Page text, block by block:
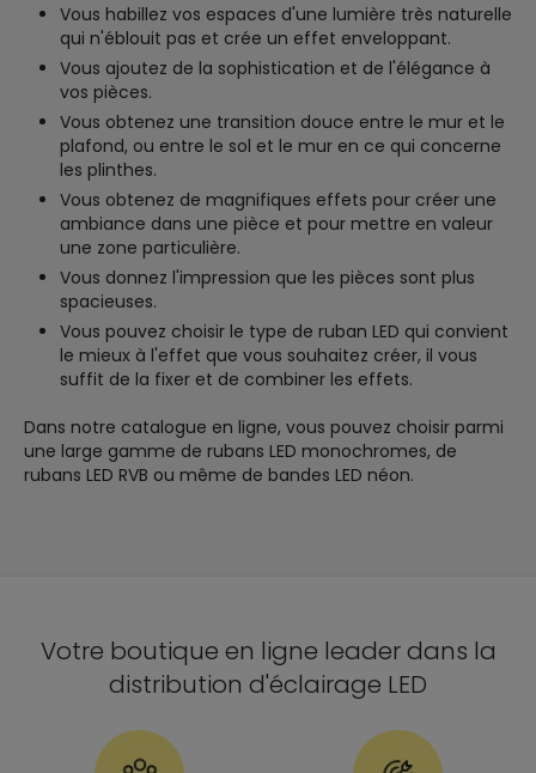
Vous habillez vos espaces d'une lumière très naturelle
qui n'éblouit pas et crée un effet enveloppant.
Vous ajoutez de la sophistication et de l'élégance à
vos pièces.
Vous obtenez une transition douce entre le mur et le
plafond, ou entre le sol et le mur en ce qui concerne
les plinthes.
Vous obtenez de magnifiques effets pour créer une
ambiance dans une pièce et pour mettre en valeur
une zone particulière.
Vous donnez l'impression que les pièces sont plus
spacieuses.
Vous pouvez choisir le type de ruban LED qui convient
le mieux à l'effet que vous souhaitez créer, il vous
suffit de la fixer et de combiner les effets.
Dans notre catalogue en ligne, vous pouvez choisir parmi
une large gamme de rubans LED monochromes, de
rubans LED RVB ou même de bandes LED néon.
Votre boutique en ligne leader dans la
distribution d'éclairage LED